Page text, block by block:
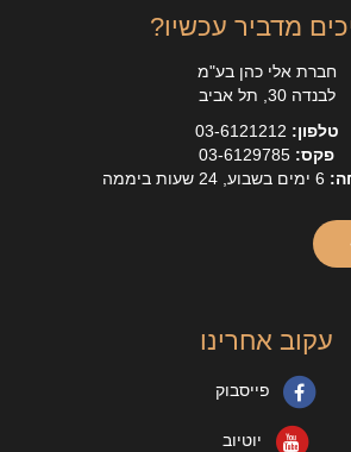
מדביר עכשיו?
חברת אלי כהן בע"מ
לבנדה 30, תל אביב
טלפון:
פקס:
עקוב אחרינו
פייסבוק
יוטיוב